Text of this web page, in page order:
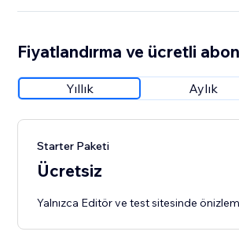
Fiyatlandırma ve ücretli
Yıllık Aylık
Starter Paketi
Ücretsiz
Yalnızca Editör ve test sitesinde